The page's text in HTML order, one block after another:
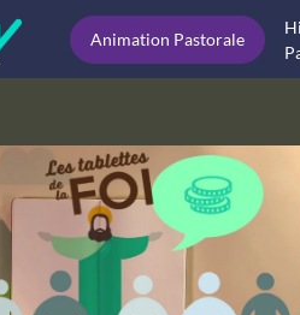
Animation Pastorale